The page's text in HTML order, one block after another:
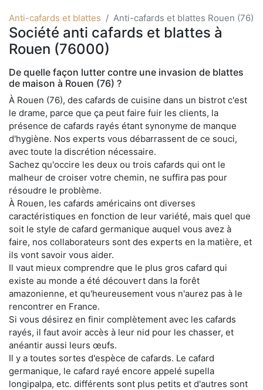
Anti-cafards et blattes Anti-cafards et blattes Rouen (76)
Société anti cafards et blattes à
Rouen (76000)
De quelle façon lutter contre une invasion de blattes
de maison à Rouen (76) ?
À Rouen (76), des cafards de cuisine dans un bistrot c'est
le drame, parce que ça peut faire fuir les clients, la
présence de cafards rayés étant synonyme de manque
d'hygiène. Nos experts vous débarrassent de ce souci,
avec toute la discrétion nécessaire.
Sachez qu'occire les deux ou trois cafards qui ont le
malheur de croiser votre chemin, ne suffira pas pour
résoudre le problème.
À Rouen, les cafards américains ont diverses
caractéristiques en fonction de leur variété, mais quel que
soit le style de cafard germanique auquel vous avez à
faire, nos collaborateurs sont des experts en la matière, et
ils vont savoir vous aider.
Il vaut mieux comprendre que le plus gros cafard qui
existe au monde a été découvert dans la forêt
amazonienne, et qu'heureusement vous n'aurez pas à le
rencontrer en France.
Si vous désirez en finir complètement avec les cafards
rayés, il faut avoir accès à leur nid pour les chasser, et
anéantir aussi leurs œufs.
Il y a toutes sortes d'espèce de cafards. Le cafard
germanique, le cafard rayé encore appelé supella
longipalpa, etc. différents sont plus petits et d'autres sont